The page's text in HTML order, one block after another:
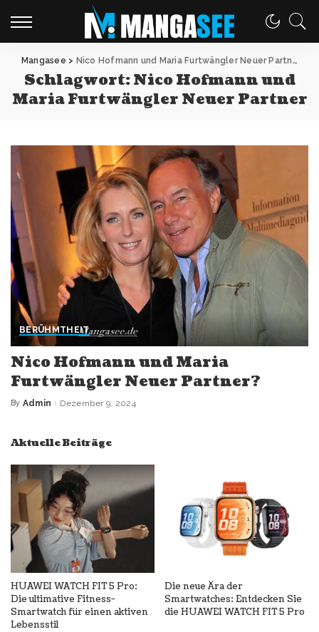
Mangasee > Nico Hofmann und Maria Furtwängler Neuer Partner
Schlagwort:Nico Hofmann und
Maria Furtwängler Neuer Partner
BERÜHMTHEIT
Nico Hofmann und Maria
Furtwängler Neuer Partner?
Posted
By Admin Dezember 9, 2024
Aktuelle Beiträge
HUAWEI WATCH FIT 5 Pro:
Die ultimative Fitness-
Smartwatch für einen aktiven
Lebensstil
Die neue Ära der
Smartwatches: Entdecken Sie
die HUAWEI WATCH FIT 5 Pro